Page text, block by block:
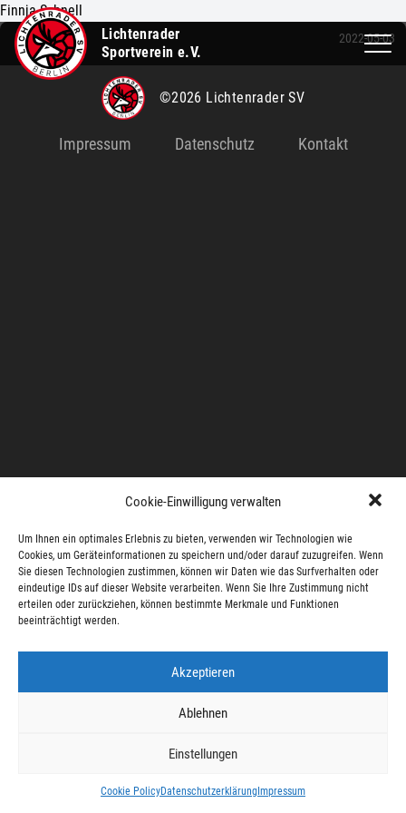
Cookie-Einwilligung verwalten
Um Ihnen ein optimales Erlebnis zu bieten, verwenden wir Technologien wie
Cookies, um Geräteinformationen zu speichern und/oder darauf zuzugreifen. Wenn
Sie diesen Technologien zustimmen, können wir Daten wie das Surfverhalten oder
eindeutige IDs auf dieser Website verarbeiten. Wenn Sie Ihre Zustimmung nicht
erteilen oder zurückziehen, können bestimmte Merkmale und Funktionen
beeinträchtigt werden.
Akzeptieren
Ablehnen
Einstellungen
Cookie PolicyDatenschutzerklärung Impressum
Lichtenrader
Sportverein e.V.
Finnja Schnell
2022-05-03
©2026 Lichtenrader SV
Impressum Datenschutz Kontakt